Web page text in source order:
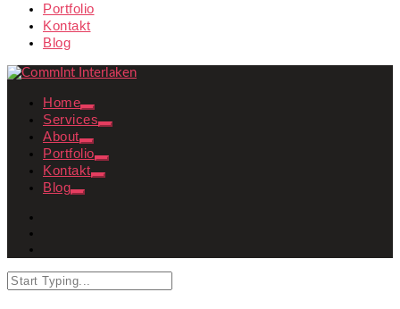
Portfolio
Kontakt
Blog
Home
Services
About
Portfolio
Kontakt
Blog